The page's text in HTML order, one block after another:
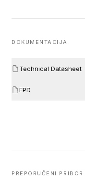
DOKUMENTACIJA
Technical Datasheet
EPD
PREPORUČENI PRIBOR